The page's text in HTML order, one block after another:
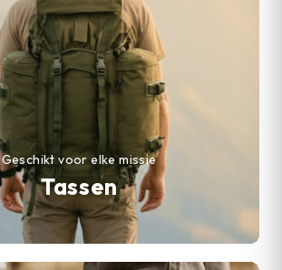
Tassen
Geschikt voor elke missie